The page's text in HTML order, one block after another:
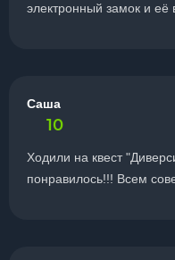
электронный замок и
Саша
10
Ходили на квест
понравилось!!! Всем